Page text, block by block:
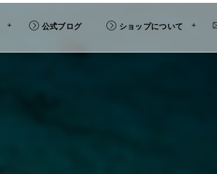
公式ブログ ショップについて